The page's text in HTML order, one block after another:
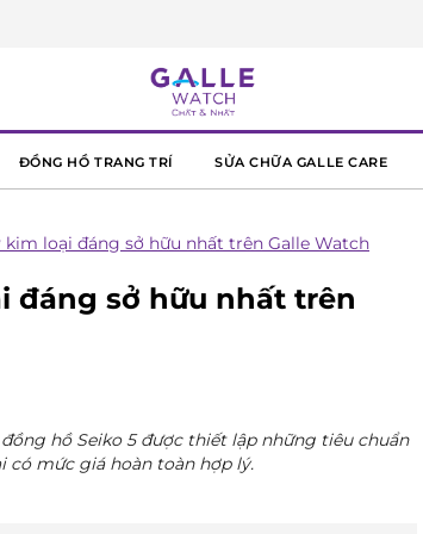
ĐỒNG HỒ TRANG TRÍ SỬA CHỮA GALLE CARE
kim loại đáng sở hữu nhất trên Galle Watch
đáng sở hữu nhất trên
hồ Seiko 5 được thiết lập những tiêu chuẩn
có mức giá hoàn toàn hợp lý.